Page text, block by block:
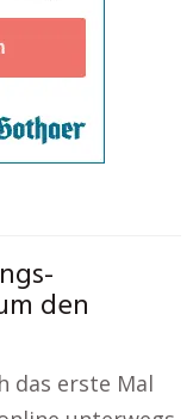
den
das erste Mal